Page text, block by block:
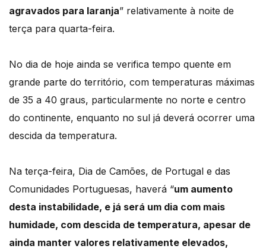
agravados para laranja” relativamente à noite de
terça para quarta-feira.
No dia de hoje ainda se verifica tempo quente em
grande parte do território, com temperaturas máximas
de 35 a 40 graus, particularmente no norte e centro
do continente, enquanto no sul já deverá ocorrer uma
descida da temperatura.
Na terça-feira, Dia de Camões, de Portugal e das
Comunidades Portuguesas, haverá “um aumento
desta instabilidade, e já será um dia com mais
humidade, com descida de temperatura, apesar de
ainda manter valores relativamente elevados,